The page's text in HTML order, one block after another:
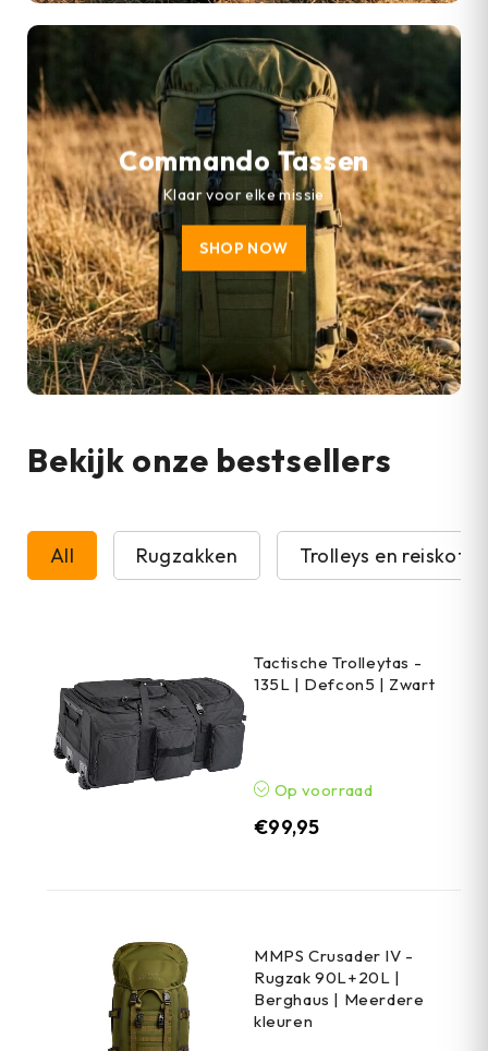
Commando Tassen
Klaar voor elke missie
SHOP NOW
Bekijk onze bestsellers
All Rugzakken Trolleys en
Tactische Trolleytas -
135L | Defcon5 | Zwart
Op voorraad
€99,95
MMPS Crusader IV -
Rugzak 90L+20L |
Berghaus | Meerdere
kleuren